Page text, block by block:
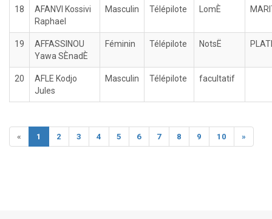
18
AFANVI Kossivi
Raphael
Masculin Télépilote LomÈ
19
AFFASSINOU
Yawa SÈnadÈ
Féminin Télépilote NotsË
20
AFLE Kodjo
Jules
Masculin Télépilote facultatif
« 1 2 3 4 5 6 7 8 9 10 »